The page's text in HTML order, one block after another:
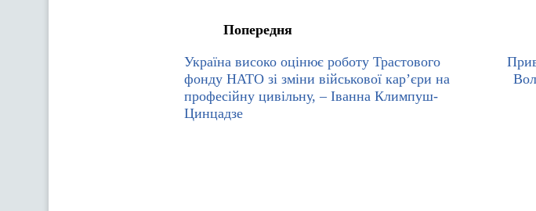
Попередня
Україна високо оцінює роботу Трастового
фонду НАТО зі зміни військової кар’єри на
професійну цивільну, – Іванна Климпуш-
Цинцадзе